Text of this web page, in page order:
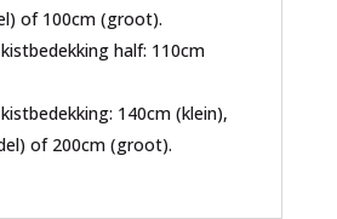
of 100cm (groot).
half: 110cm
140cm (klein),
of 200cm (groot).